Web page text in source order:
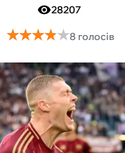
28207
★★★★★
★★★★★8 голосів